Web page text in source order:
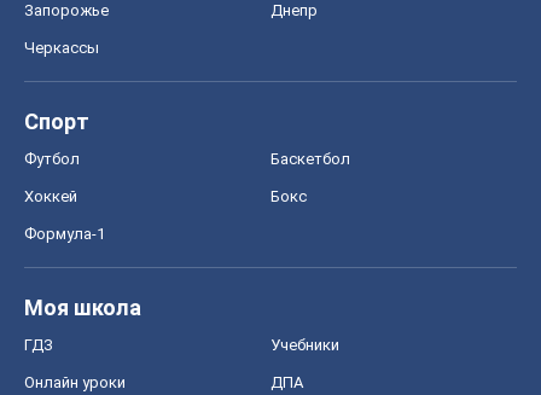
Запорожье Днепр
Черкассы
Спорт
Футбол Баскетбол
Хоккей Бокс
Формула-1
Моя школа
ГДЗ Учебники
Онлайн уроки ДПА